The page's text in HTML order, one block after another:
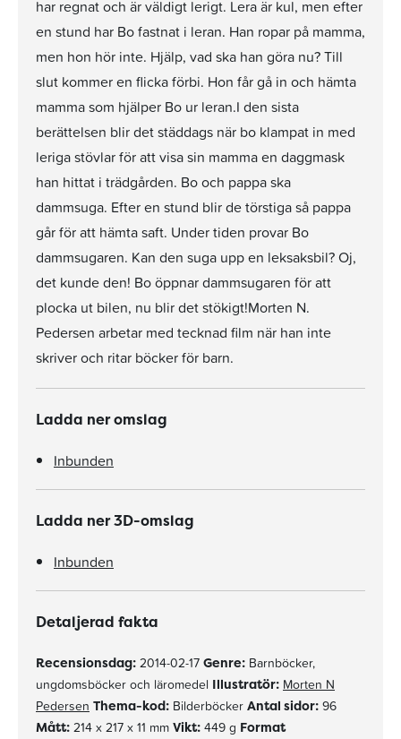
har regnat och är väldigt lerigt. Lera är kul, men efter
en stund har Bo fastnat i leran. Han ropar på mamma,
men hon hör inte. Hjälp, vad ska han göra nu? Till
slut kommer en flicka förbi. Hon får gå in och hämta
mamma som hjälper Bo ur leran.I den sista
berättelsen blir det städdags när bo klampat in med
leriga stövlar för att visa sin mamma en daggmask
han hittat i trädgården. Bo och pappa ska
dammsuga. Efter en stund blir de törstiga så pappa
går för att hämta saft. Under tiden provar Bo
dammsugaren. Kan den suga upp en leksaksbil? Oj,
det kunde den! Bo öppnar dammsugaren för att
plocka ut bilen, nu blir det stökigt!Morten N.
Pedersen arbetar med tecknad film när han inte
skriver och ritar böcker för barn.
Ladda ner omslag
Inbunden
Ladda ner 3D-omslag
Inbunden
Detaljerad fakta
Recensionsdag: 2014-02-17 Genre: Barnböcker,
ungdomsböcker och läromedel Illustratör: Morten N
Pedersen Thema-kod: Bilderböcker Antal sidor: 96
Mått: 214 x 217 x 11 mm Vikt: 449 g Format